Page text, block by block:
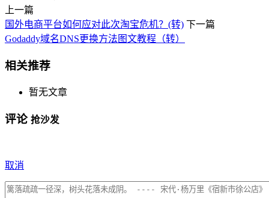
上一篇
国外电商平台如何应对此次淘宝危机？(转) 下一篇
Godaddy域名DNS更换方法图文教程（转）
相关推荐
暂无文章
评论 抢沙发
取消